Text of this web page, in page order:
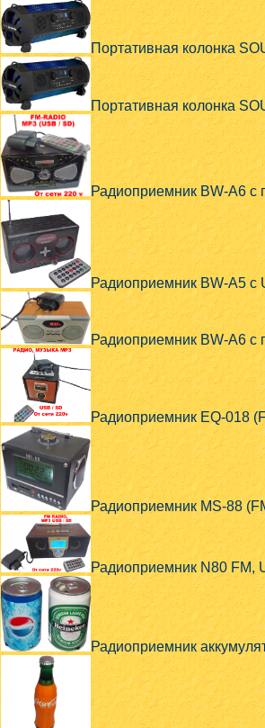
Портативная колонка
Портативная колонка
Радиоприемник BW-A6 с
Радиоприемник BW-A5 c
Радиоприемник BW-A6 с
Радиоприемник EQ-018
Радиоприемник MS-88
Радиоприемник N80 FM,
Радиоприемник